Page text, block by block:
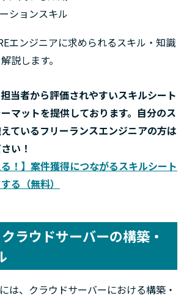
ションスキル
エンジニアに求められるスキル・知識
説します。
当者から評価されやすいスキルシート
マットを提供しております。自分のス
ているフリーランスエンジニアの方は
い！
！】案件獲得につながるスキルシート
る（無料）
ラウドサーバーの構築・
は、クラウドサーバーにおける構築・